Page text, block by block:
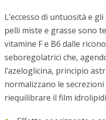
L’eccesso di untuosità e
pelli miste e grasse sono
vitamine F e B6 dalle
seboregolatrici che,
l’azeloglicina, principio
normalizzano le
riequilibrare il film